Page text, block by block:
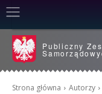
Publiczny
Strona główna Autorzy